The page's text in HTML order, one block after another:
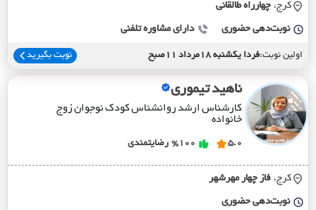
کرج، چهارراه طالقاني
نوبت‌دهی حضوری دارای مشاوره تلفنی
اولین نوبت:فردا یکشنبه 18مرداد 11صبح نوبت بگیرید
ناهید تیموری
کارشناس ارشد روانشناس کودک نوجوان زوج
خانواده
5.0
%100 رضایتمندی
کرج، فاز چهار مهرشهر
نوبت‌دهی حضوری